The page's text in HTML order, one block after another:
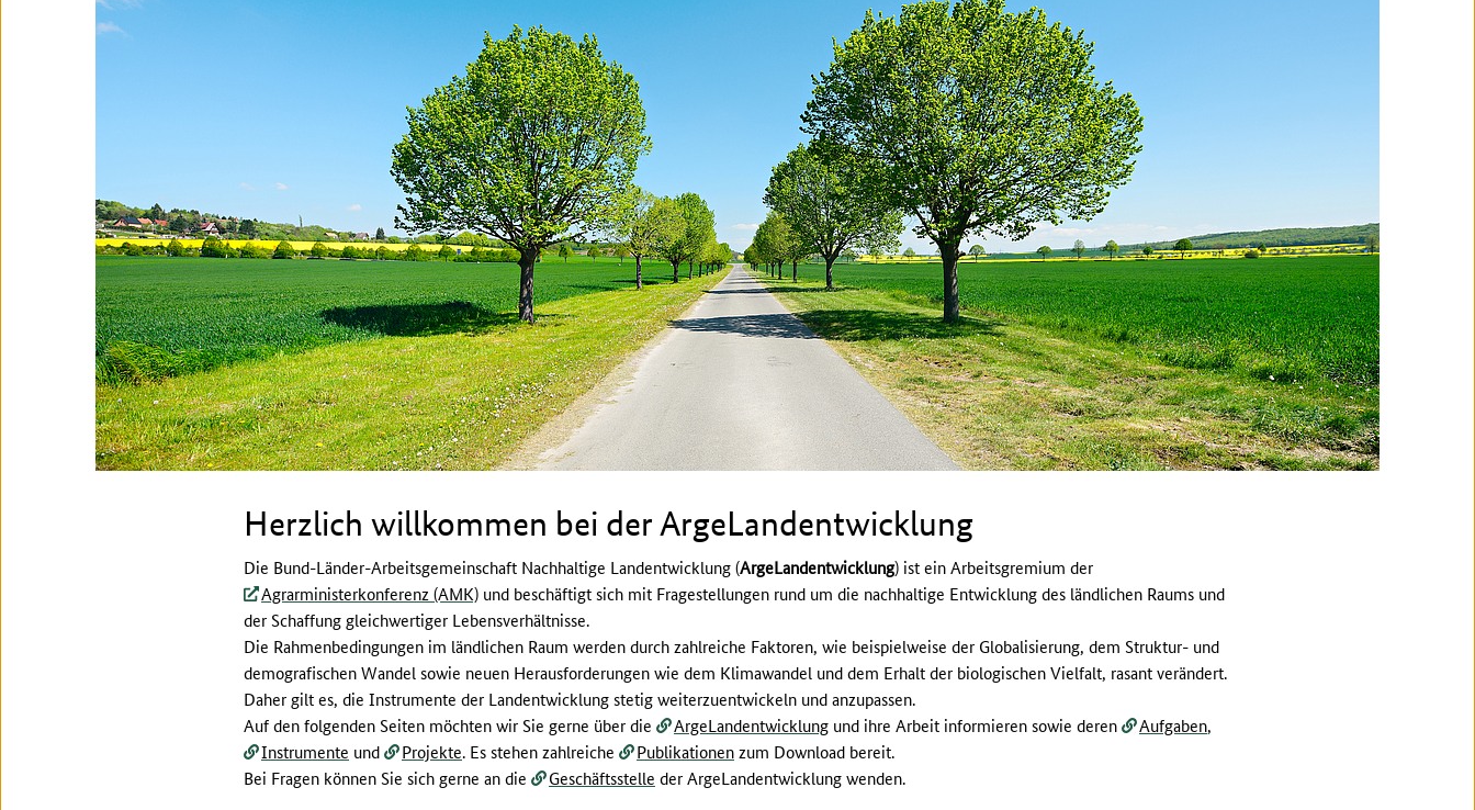
Herzlich willkommen bei der ArgeLandentwicklung
Die Bund-Länder-Arbeitsgemeinschaft Nachhaltige Landentwicklung (ArgeLandentwicklung) ist ein Arbeitsgremium der
Agrarministerkonferenz (AMK) und beschäftigt sich mit Fragestellungen rund um die nachhaltige Entwicklung des ländlichen Raums und
der Schaffung gleichwertiger Lebensverhältnisse.
Die Rahmenbedingungen im ländlichen Raum werden durch zahlreiche Faktoren, wie beispielweise der Globalisierung, dem Struktur- und
demografischen Wandel sowie neuen Herausforderungen wie dem Klimawandel und dem Erhalt der biologischen Vielfalt, rasant verändert.
Daher gilt es, die Instrumente der Landentwicklung stetig weiterzuentwickeln und anzupassen.
Auf den folgenden Seiten möchten wir Sie gerne über die
ArgeLandentwicklung und ihre Arbeit informieren sowie deren Aufgaben,
Instrumente und Projekte. Es stehen zahlreiche Publikationenzum Download bereit.
Bei Fragen können Sie sich gerne an die
Geschäftsstelle der ArgeLandentwicklung wenden.